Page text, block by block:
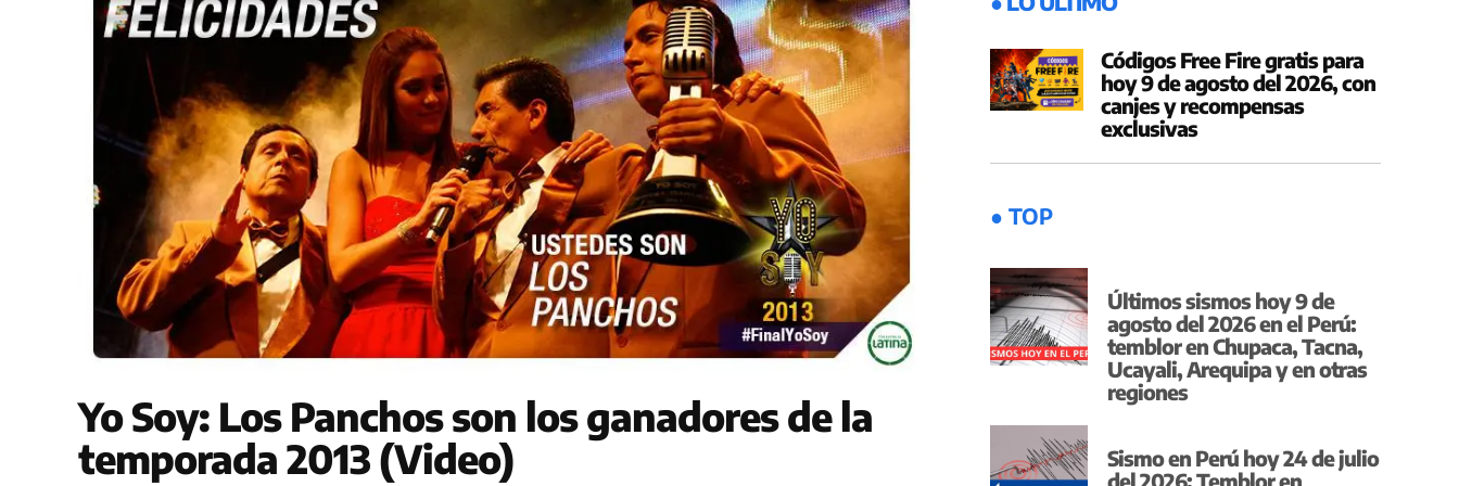
Yo Soy: Los Panchos son los ganadores de la
temporada 2013 (Video)
Códigos Free Fire gratis para
hoy 9 de agosto del 2026, con
canjes y recompensas
exclusivas
● TOP
Últimos sismos hoy 9 de
agosto del 2026 en el Perú:
temblor en Chupaca, Tacna,
Ucayali, Arequipa y en otras
regiones
Sismo en Perú hoy 24 de julio
del 2026: Temblor en